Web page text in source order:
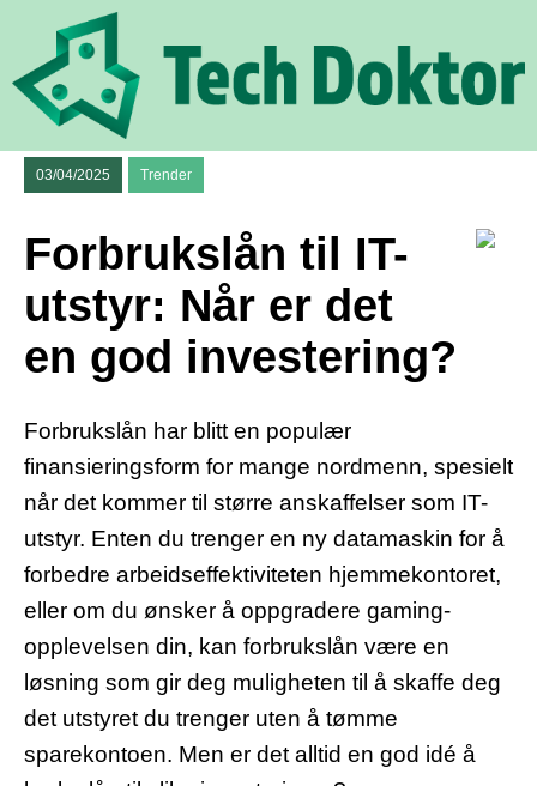
03/04/2025 Trender
Forbrukslån til IT-
utstyr: Når er det
en god investering?
Forbrukslån har blitt en populær
finansieringsform for mange nordmenn, spesielt
når det kommer til større anskaffelser som IT-
utstyr. Enten du trenger en ny datamaskin for å
forbedre arbeidseffektiviteten hjemmekontoret,
eller om du ønsker å oppgradere gaming-
opplevelsen din, kan forbrukslån være en
løsning som gir deg muligheten til å skaffe deg
det utstyret du trenger uten å tømme
sparekontoen. Men er det alltid en god idé å